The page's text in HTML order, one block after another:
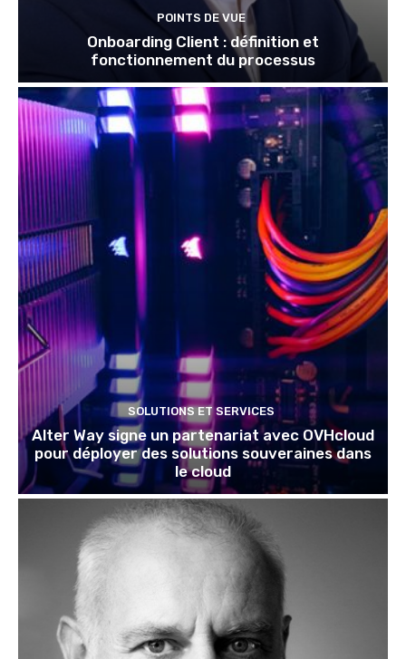
POINTS DE VUE
Onboarding Client : définition et
fonctionnement du processus
SOLUTIONS ET SERVICES
Alter Way signe un partenariat avec OVHcloud
pour déployer des solutions souveraines dans
le cloud